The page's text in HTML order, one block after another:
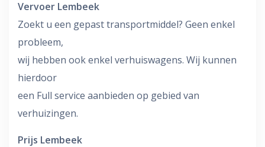
Vervoer Lembeek
Zoekt u een gepast transportmiddel? Geen enkel
probleem,
wij hebben ook enkel verhuiswagens. Wij kunnen
hierdoor
een Full service aanbieden op gebied van
verhuizingen.
Prijs Lembeek